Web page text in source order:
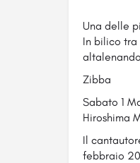
Una delle
In bilico
Zibba
Sabato 1
Hiroshima
Il
febbraio